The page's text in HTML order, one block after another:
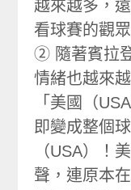
越來越多，
看球賽的觀
② 隨著賓拉
情緒也越來
「美國（
即變成整個
（USA）！
聲，連原本